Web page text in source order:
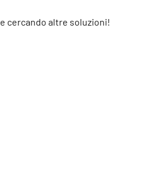
cercando altre soluzioni!